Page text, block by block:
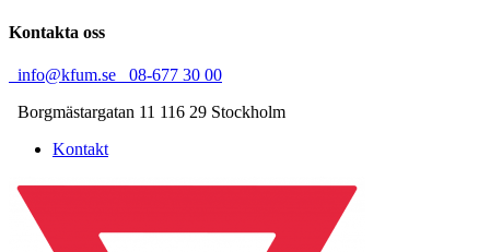
Kontakta oss
info@kfum.se
08-677 30 00
Borgmästargatan 11 116 29 Stockholm
Kontakt